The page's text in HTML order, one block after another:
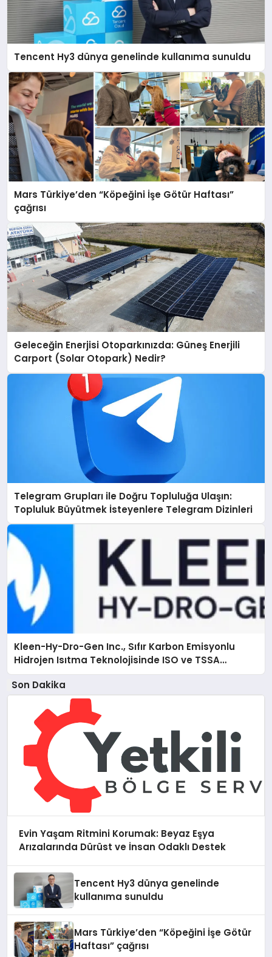
Tencent Hy3 dünya genelinde kullanıma sunuldu
Mars Türkiye’den “Köpeğini İşe Götür Haftası”
çağrısı
Geleceğin Enerjisi Otoparkınızda: Güneş Enerjili
Carport (Solar Otopark) Nedir?
Telegram Grupları ile Doğru Topluluğa Ulaşın:
Topluluk Büyütmek İsteyenlere Telegram Dizinleri
Kleen-Hy-Dro-Gen Inc., Sıfır Karbon Emisyonlu
Hidrojen Isıtma Teknolojisinde ISO ve TSSA
Düzenleyici Onaylarını Aldı
Son Dakika
Evin Yaşam Ritmini Korumak: Beyaz Eşya
Arızalarında Dürüst ve İnsan Odaklı Destek
Tencent Hy3 dünya genelinde
kullanıma sunuldu
Mars Türkiye’den “Köpeğini İşe Götür
Haftası” çağrısı